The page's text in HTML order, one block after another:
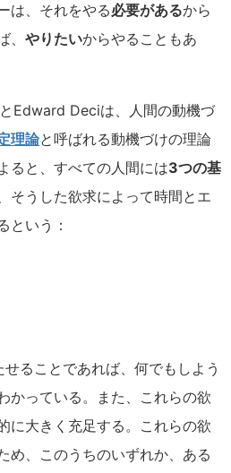
は、それをやる必要があるから
やりたいからやることもあ
Edward Deciは、人間の動機づ
理論と呼ばれる動機づけの理論
ると、すべての人間には3つの基
そうした欲求によって時間とエ
という：
ることであれば、何でもしよう
かっている。また、これらの欲
に大きく充足する。これらの欲
め、このうちのいずれか、ある